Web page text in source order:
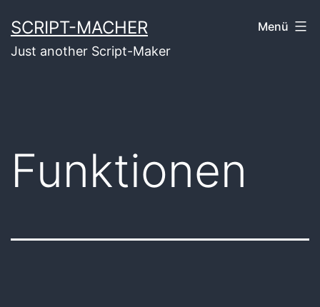
Inhalt
springen
SCRIPT-MACHER
Just another Script-Maker
Menü
Funktionen